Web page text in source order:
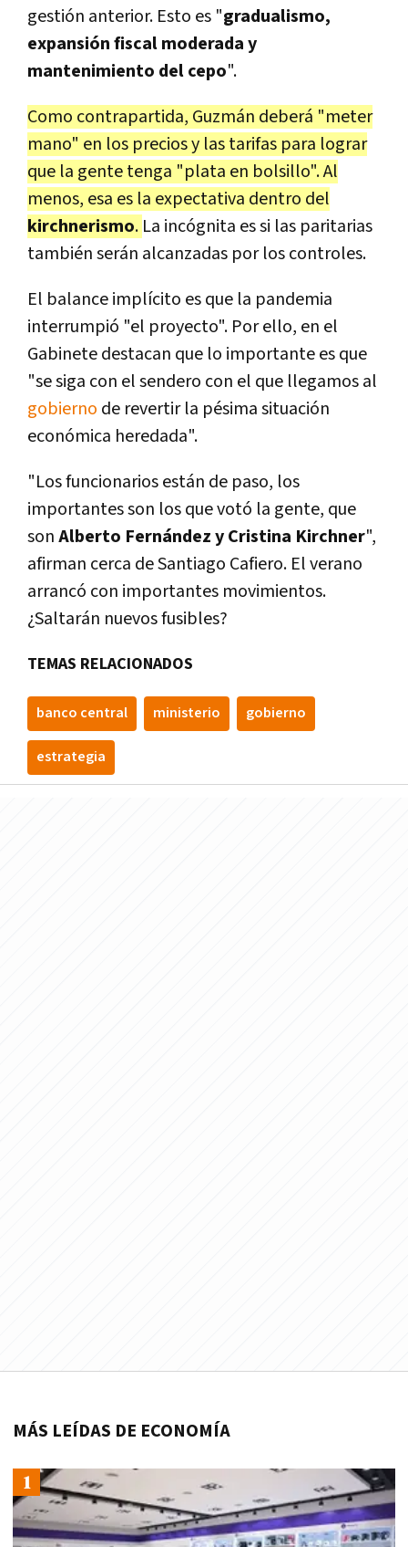
gestión anterior. Esto es "gradualismo,
expansión fiscal moderada y
mantenimiento del cepo".
Como contrapartida, Guzmán deberá "meter
mano" en los precios y las tarifas para lograr
que la gente tenga "plata en bolsillo". Al
menos, esa es la expectativa dentro del
kirchnerismo. La incógnita es si las paritarias
también serán alcanzadas por los controles.
El balance implícito es que la pandemia
interrumpió "el proyecto". Por ello, en el
Gabinete destacan que lo importante es que
"se siga con el sendero con el que llegamos al
gobierno de revertir la pésima situación
económica heredada".
"Los funcionarios están de paso, los
importantes son los que votó la gente, que
sonAlberto Fernández y Cristina Kirchner",
afirman cerca de Santiago Cafiero. El verano
arrancó con importantes movimientos.
¿Saltarán nuevos fusibles?
TEMAS RELACIONADOS
banco central ministerio gobierno
estrategia
MÁS LEÍDAS DE ECONOMÍA